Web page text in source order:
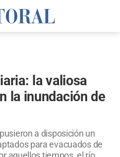
la valiosa
la inundación de
a disposición un
para evacuados de